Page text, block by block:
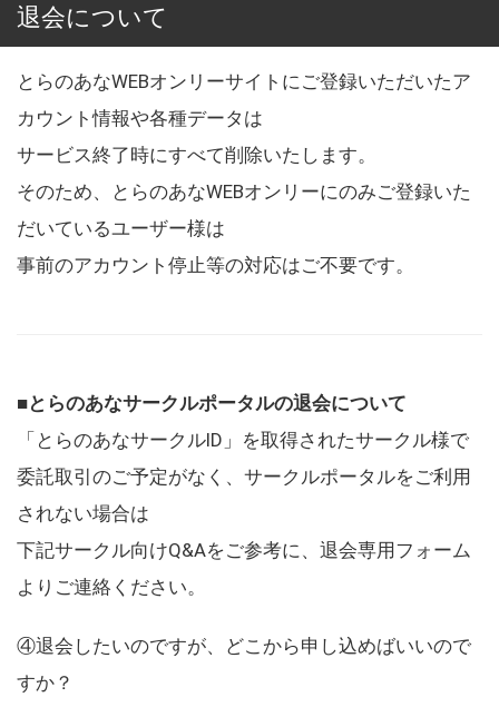
退会について
とらのあなWEBオンリーサイトにご登録いただいたア
カウント情報や各種データは
サービス終了時にすべて削除いたします。
そのため、とらのあなWEBオンリーにのみご登録いた
だいているユーザー様は
事前のアカウント停止等の対応はご不要です。
■とらのあなサークルポータルの退会について
「とらのあなサークルID」を取得されたサークル様で
委託取引のご予定がなく、サークルポータルをご利用
されない場合は
下記サークル向けQ&Aをご参考に、退会専用フォーム
よりご連絡ください。
④退会したいのですが、どこから申し込めばいいので
すか？